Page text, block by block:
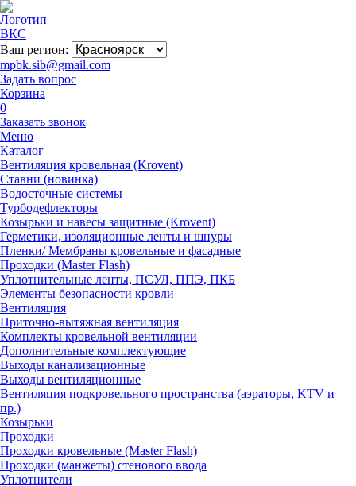
Ваш регион:
mpbk.sib@gmail.com
Задать вопрос
Корзина
0
Заказать звонок
Меню
Каталог
Вентиляция кровельная (Krovent)
Ставни (новинка)
Водосточные системы
Турбодефлекторы
Козырьки и навесы защитные (Krovent)
Герметики, изоляционные ленты и шнуры
Пленки/ Мембраны кровельные и фасадные
Проходки (Master Flash)
Уплотнительные ленты, ПСУЛ, ППЭ, ПКБ
Элементы безопасности кровли
Вентиляция
Приточно-вытяжная вентиляция
Комплекты кровельной вентиляции
Дополнительные комплектующие
Выходы канализационные
Выходы вентиляционные
Вентиляция подкровельного пространства (аэраторы, KTV и
пр.)
Козырьки
Проходки
Проходки кровельные (Master Flash)
Проходки (манжеты) стенового ввода
Уплотнители